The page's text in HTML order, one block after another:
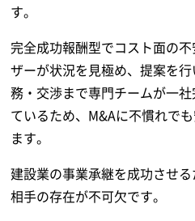
す。
完全成功報酬型でコスト面の
ザーが状況を見極め、提案を
務・交渉まで専門チームが一
ているため、M&Aに不慣れで
ます。
建設業の事業承継を成功させ
相手の存在が不可欠です。